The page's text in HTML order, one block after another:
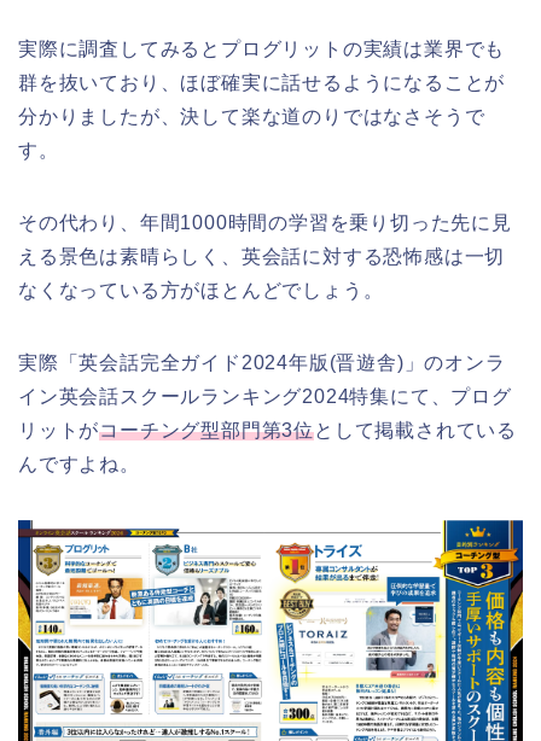
実際に調査してみるとプログリットの実績は業界でも
群を抜いており、ほぼ確実に話せるようになることが
分かりましたが、決して楽な道のりではなさそうで
す。
その代わり、年間1000時間の学習を乗り切った先に見
える景色は素晴らしく、英会話に対する恐怖感は一切
なくなっている方がほとんどでしょう。
実際「英会話完全ガイド2024年版(晋遊舎)」のオンラ
イン英会話スクールランキング2024特集にて、プログ
リットがコーチング型部門第3位として掲載されている
んですよね。